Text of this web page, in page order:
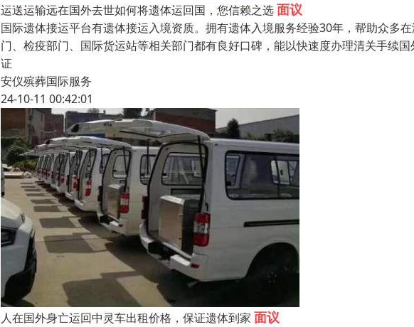
运送运输远在国外去世如何将遗体运回国，您信赖之选面议
国际遗体接运平台有遗体接运入境资质。拥有遗体入境服务经验30年，帮助众多
门、检疫部门、国际货运站等相关部门都有良好口碑，能以快速度办理清关手续
证
安仪殡葬国际服务
24-10-11 00:42:01
人在国外身亡运回中灵车出租价格，保证遗体到家 面议